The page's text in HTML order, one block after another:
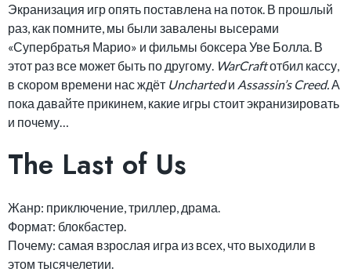
Экранизация игр опять поставлена на поток. В прошлый
раз, как помните, мы были завалены высерами
«Супербратья Марио» и фильмы боксера Уве Болла. В
этот раз все может быть по другому. WarCraftотбил кассу,
в скором времени нас ждёт Unchartedи Assassin’s Creed. А
пока давайте прикинем, какие игры стоит экранизировать
и почему…
The Last of Us
Жанр: приключение, триллер, драма.
Формат: блокбастер.
Почему: самая взрослая игра из всех, что выходили в
этом тысячелетии.